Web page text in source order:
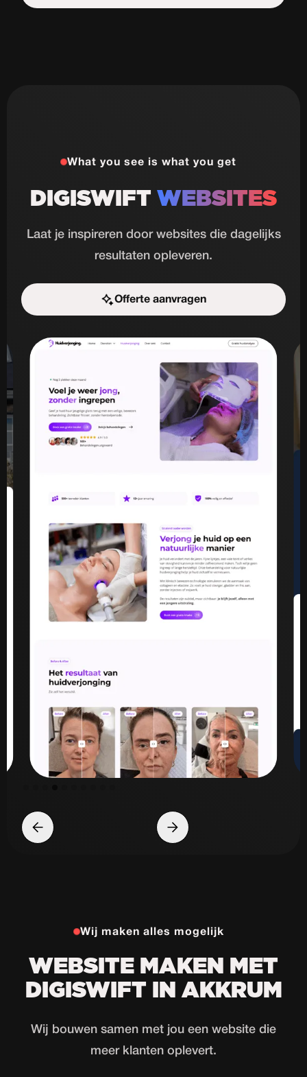
Start de uitdaging
What you see is what you get
DIGISWIFT WEBSITES
Laat je inspireren door websites die dagelijks
resultaten opleveren.
Offerte aanvragen
Start de uitdaging
Wij maken alles mogelijk
WEBSITE MAKEN MET
DIGISWIFT IN AKKRUM
Wij bouwen samen met jou een website die
meer klanten oplevert.